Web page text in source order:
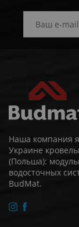
Наша компания
Украине
(Польша):
водосточных
BudMat.